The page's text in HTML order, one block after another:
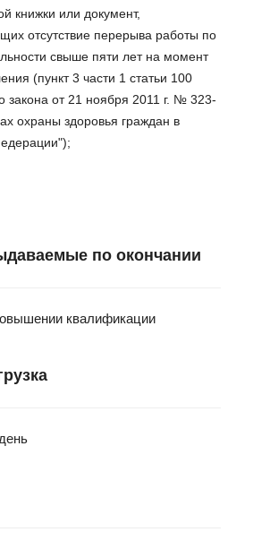
книжки или документ,
отсутствие перерыва работы по
свыше пяти лет на момент
(пункт 3 части 1 статьи 100
закона от 21 ноября 2011 г. № 323-
охраны здоровья граждан в
по окончании
квалификации